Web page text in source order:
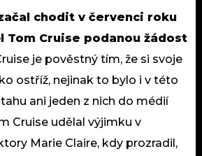
chodit v červenci roku
Tom Cruise podanou žádost
je pověstný tím, že si svoje
ostříž, nejinak to bylo i v této
ani jeden z nich do médií
Cruise udělal výjimku v
Marie Claire, kdy prozradil,